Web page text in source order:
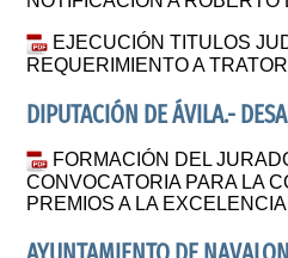
EJECUCIÓN TITULOS
REQUERIMIENTO A
DIPUTACIÓN DE ÁVILA.-
FORMACIÓN DEL
CONVOCATORIA PARA LA
PREMIOS A LA